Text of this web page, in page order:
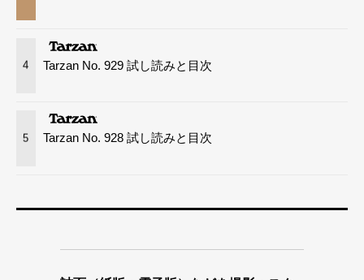
4 Tarzan No. 929 試し読みと目次
5 Tarzan No. 928 試し読みと目次